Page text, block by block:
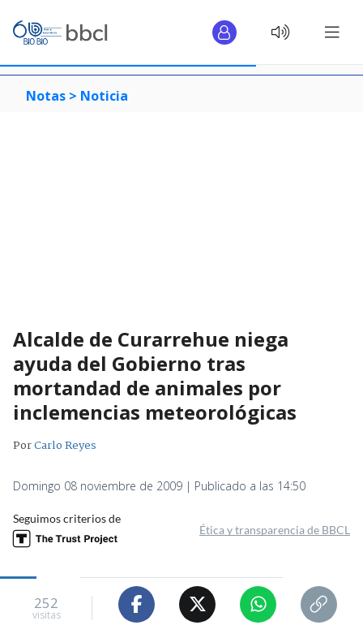
Notas > Noticia
Alcalde de Curarrehue niega
ayuda del Gobierno tras
mortandad de animales por
inclemencias meteorológicas
PorCarlo Reyes
Domingo 08 noviembre de 2009 | Publicado a las 14:50
Seguimos criterios de
Ética y transparencia de BBCL
252
visitas